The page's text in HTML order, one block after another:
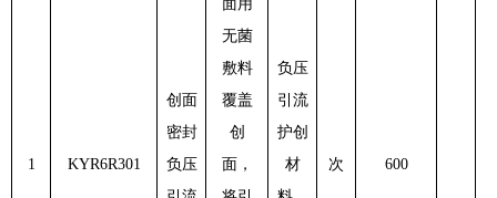
1 KYR6R301
创面
密封
负压
面用
无菌
敷料
覆盖
创
面，
负压
引流
护创
材
次 600